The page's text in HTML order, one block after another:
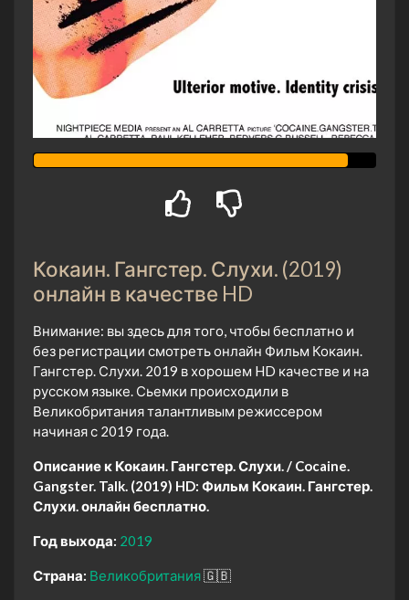
Кокаин. Гангстер. Слухи. (2019)
онлайн в качестве HD
Внимание: вы здесь для того, чтобы бесплатно и
без регистрации смотреть онлайн Фильм Кокаин.
Гангстер. Слухи. 2019 в хорошем HD качестве и на
русском языке. Сьемки происходили в
Великобритания талантливым режиссером
начиная с 2019 года.
Описание к Кокаин. Гангстер. Слухи. / Cocaine.
Gangster. Talk. (2019) HD: Фильм Кокаин. Гангстер.
Слухи. онлайн бесплатно.
Год выхода: 2019
Страна: Великобритания🇬🇧